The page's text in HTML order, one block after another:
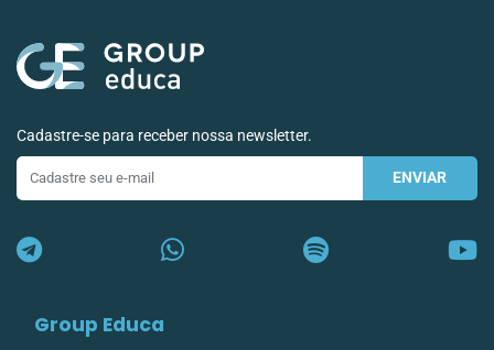
Cadastre-se para receber nossa newsletter.
ENVIAR
Group Educa